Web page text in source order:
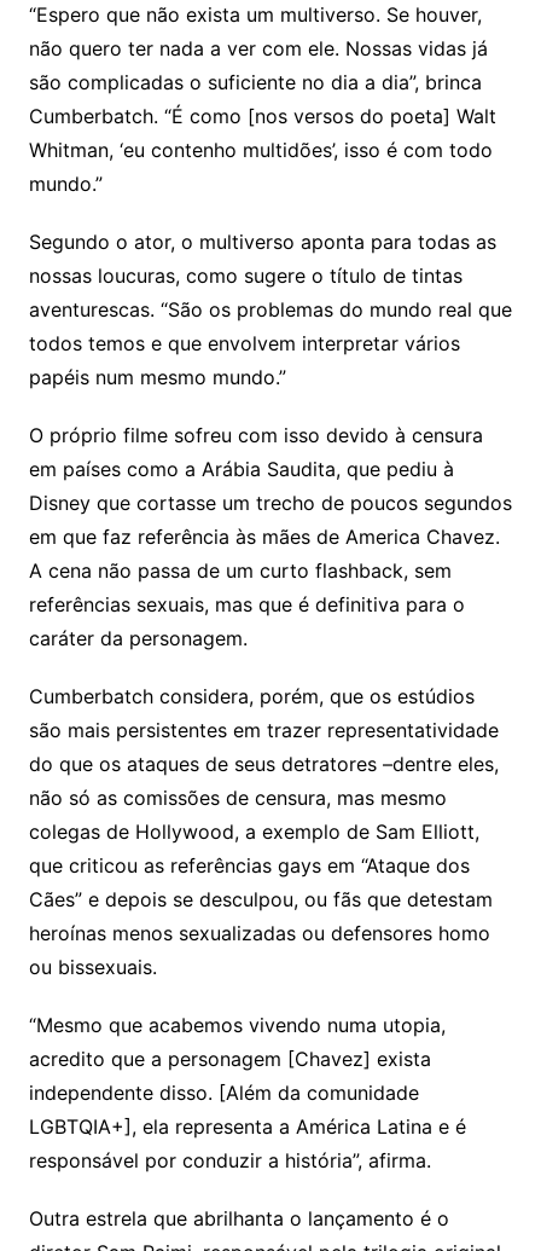
“Espero que não exista um multiverso. Se houver,
não quero ter nada a ver com ele. Nossas vidas já
são complicadas o suficiente no dia a dia”, brinca
Cumberbatch. “É como [nos versos do poeta] Walt
Whitman, ‘eu contenho multidões’, isso é com todo
mundo.”
Segundo o ator, o multiverso aponta para todas as
nossas loucuras, como sugere o título de tintas
aventurescas. “São os problemas do mundo real que
todos temos e que envolvem interpretar vários
papéis num mesmo mundo.”
O próprio filme sofreu com isso devido à censura
em países como a Arábia Saudita, que pediu à
Disney que cortasse um trecho de poucos segundos
em que faz referência às mães de America Chavez.
A cena não passa de um curto flashback, sem
referências sexuais, mas que é definitiva para o
caráter da personagem.
Cumberbatch considera, porém, que os estúdios
são mais persistentes em trazer representatividade
do que os ataques de seus detratores –dentre eles,
não só as comissões de censura, mas mesmo
colegas de Hollywood, a exemplo de Sam Elliott,
que criticou as referências gays em “Ataque dos
Cães” e depois se desculpou, ou fãs que detestam
heroínas menos sexualizadas ou defensores homo
ou bissexuais.
“Mesmo que acabemos vivendo numa utopia,
acredito que a personagem [Chavez] exista
independente disso. [Além da comunidade
LGBTQIA+], ela representa a América Latina e é
responsável por conduzir a história”, afirma.
Outra estrela que abrilhanta o lançamento é o